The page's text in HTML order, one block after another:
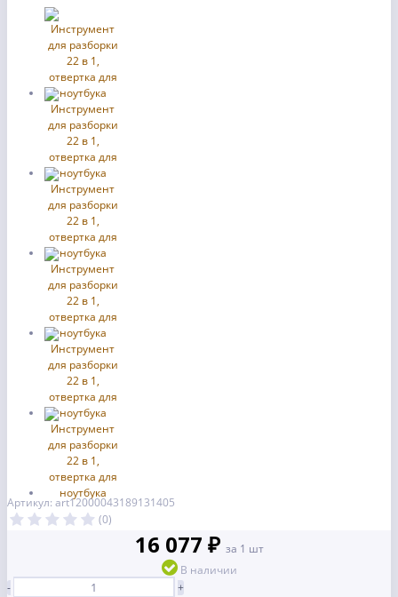
Артикул: art12000043189131405
(0)
16 077 ₽ за 1 шт
В наличии
-
+